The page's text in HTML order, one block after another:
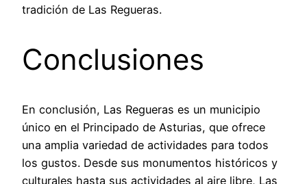
tradición de Las Regueras.
Conclusiones
En conclusión, Las Regueras es un municipio
único en el Principado de Asturias, que ofrece
una amplia variedad de actividades para todos
los gustos. Desde sus monumentos históricos y
culturales hasta sus actividades al aire libre, Las